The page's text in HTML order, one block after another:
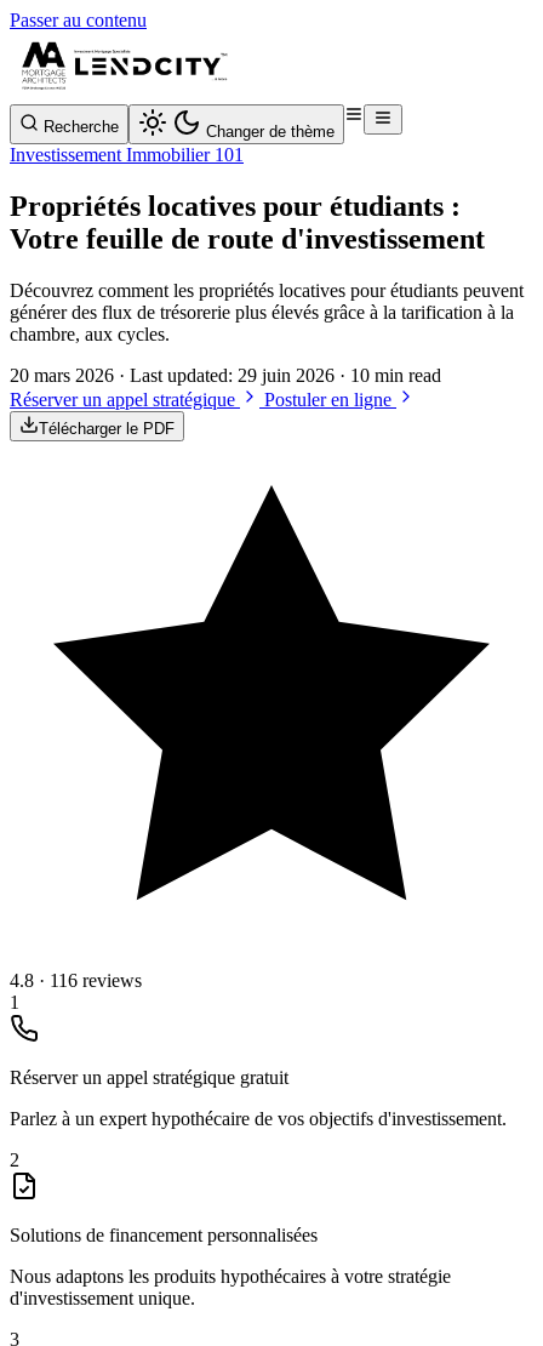
Passer au contenu
Recherche Changer de thème
Investissement Immobilier 101
Propriétés locatives pour étudiants :
Votre feuille de route d'investissement
Découvrez comment les propriétés locatives pour étudiants peuvent
générer des flux de trésorerie plus élevés grâce à la tarification à la
chambre, aux cycles.
20 mars 2026 · Last updated: 29 juin 2026 · 10 min read
Réserver un appel stratégique
Postuler en ligne
Télécharger le PDF
4.8 · 116 reviews
1
Réserver un appel stratégique gratuit
Parlez à un expert hypothécaire de vos objectifs d'investissement.
2
Solutions de financement personnalisées
Nous adaptons les produits hypothécaires à votre stratégie
d'investissement unique.
3